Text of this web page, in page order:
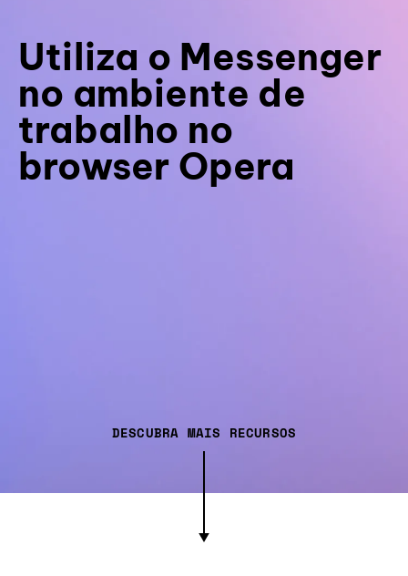
Utiliza o Messenger
no ambiente de
trabalho no
browser Opera
DESCUBRA MAIS RECURSOS